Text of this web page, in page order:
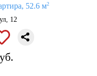
52.6 м2
12